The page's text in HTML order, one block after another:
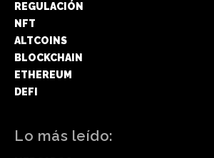
REGULACIÓN
NFT
ALTCOINS
BLOCKCHAIN
ETHEREUM
DEFI
Lo más leído: